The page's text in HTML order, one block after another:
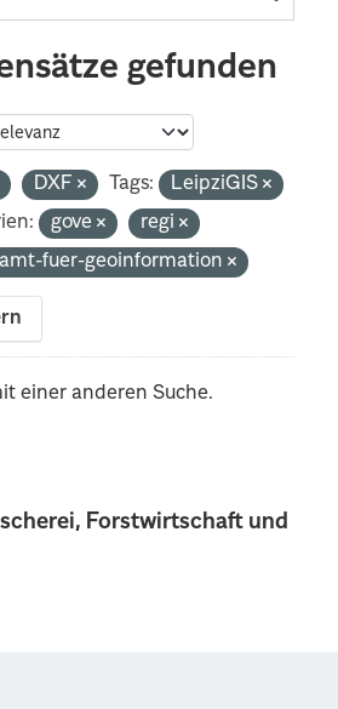
Forstwirtschaft und
gefunden
DXF Tags:
LeipziGIS
gove
regi
amt-fuer-geoinformation
einer anderen Suche.